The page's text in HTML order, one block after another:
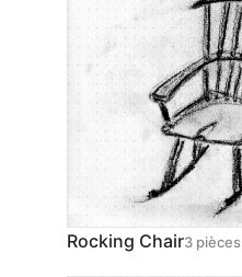
Rocking Chair3 pièces